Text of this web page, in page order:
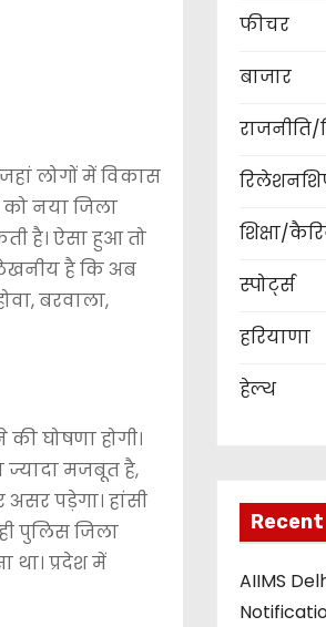
लोगों में विकास
नया जिला
है। ऐसा हुआ तो
है कि अब
बरवाला,
घोषणा होगी।
मजबूत है,
पड़ेगा। हांसी
पुलिस जिला
था। प्रदेश में
फीचर
बाजार
शिक्षा/
स्पोर्ट्स
हरियाणा
हेल्थ
Recent
AIIMS